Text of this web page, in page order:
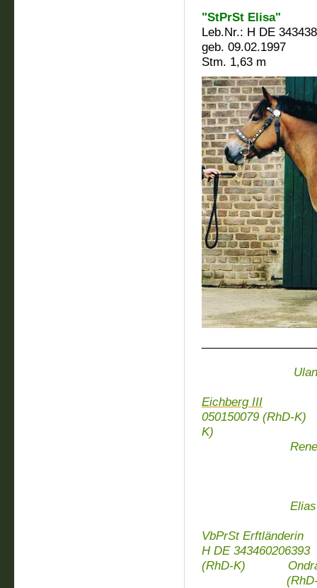
"StPrSt Elisa"
Leb.Nr.: H DE
geb. 09.02.1997
Stm. 1,63 m
Ulan v.
Eichberg III
050150079
K)
Renette
Elias
VbPrSt Erftländerin
H DE 343460206393
(RhD-K) Ondra
(RhD-